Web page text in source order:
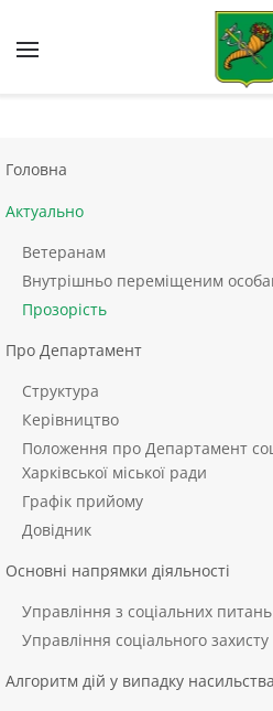
Skip to main content
Головна
Актуально
Ветеранам
Внутрішньо переміщеним
Прозорість
Про Департамент
Структура
Керівництво
Положення про Департамент
Харківської міської ради
Графік прийому
Довідник
Основні напрямки діяльності
Управління з соціальних питань
Управління соціального
Алгоритм дій у випадку насильства